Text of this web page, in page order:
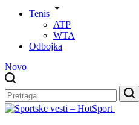
Tenis
ATP
WTA
Odbojka
Novo